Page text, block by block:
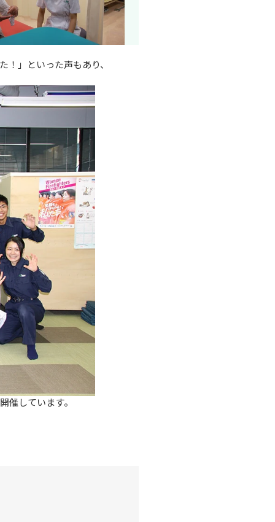
」といった声もあり、
催しています。